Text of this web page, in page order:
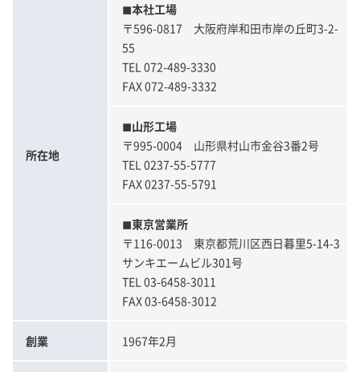
所在地
◼︎本社工場
〒596-0817 大阪府岸和田市岸の丘町3-2-
55
TEL 072-489-3330
FAX 072-489-3332
◼︎山形工場
〒995-0004 山形県村山市金谷3番2号
TEL 0237-55-5777
FAX 0237-55-5791
◼︎東京営業所
〒116-0013 東京都荒川区西日暮里5-14-3
サンキエームビル301号
TEL 03-6458-3011
FAX 03-6458-3012
創業 1967年2月